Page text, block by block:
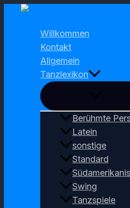
Willkommen
Kontakt
Allgemein
Tanzlexikon
Berühmte
Latein
sonstige
Standard
Swing
Tanzspiele